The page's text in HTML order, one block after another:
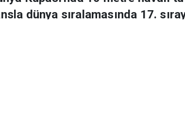
öğrencisi Elif Berfin